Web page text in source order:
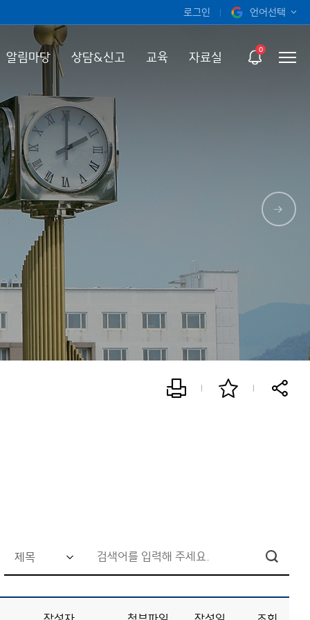
오늘 하루 보지 않기
로그인 언어선택
ENG
알림마당 상담&신고 교육 자료실 0
검
색
어